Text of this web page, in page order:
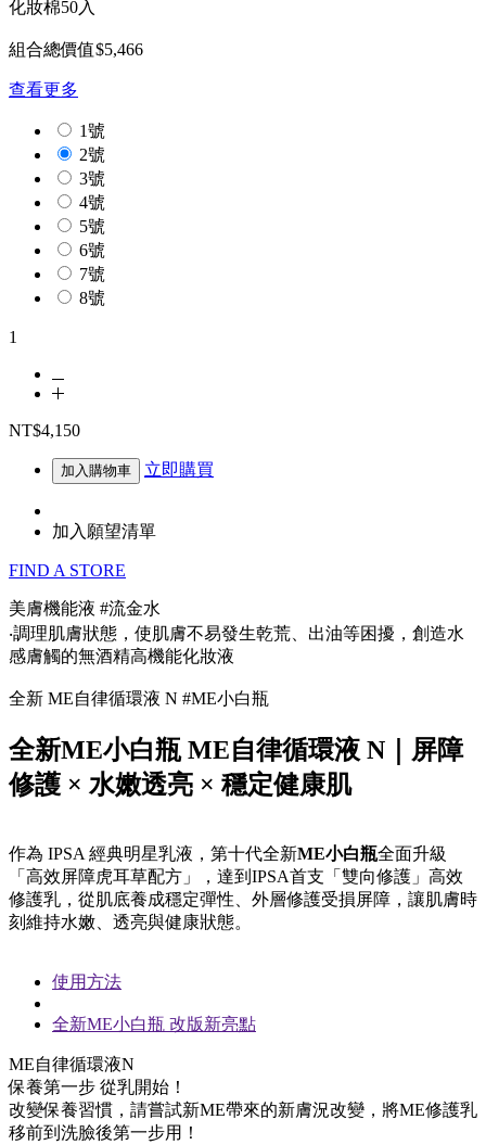
化妝棉50入
組合總價值$5,466
查看更多
1號
2號
3號
4號
5號
6號
7號
8號
1
NT$4,150
加入購物車 立即購買
加入願望清單
FIND A STORE
美膚機能液 #流金水
‧調理肌膚狀態，使肌膚不易發生乾荒、出油等困擾，創造水
感膚觸的無酒精高機能化妝液
全新 ME自律循環液 N #ME小白瓶
全新ME小白瓶 ME自律循環液 N｜屏障
修護 × 水嫩透亮 × 穩定健康肌
作為 IPSA 經典明星乳液，第十代全新ME小白瓶全面升級
「高效屏障虎耳草配方」，達到IPSA首支「雙向修護」高效
修護乳，從肌底養成穩定彈性、外層修護受損屏障，讓肌膚時
刻維持水嫩、透亮與健康狀態。
使用方法
全新ME小白瓶 改版新亮點
ME自律循環液N
保養第一步 從乳開始！
改變保養習慣，請嘗試新ME帶來的新膚況改變，將ME修護乳
移前到洗臉後第一步用！